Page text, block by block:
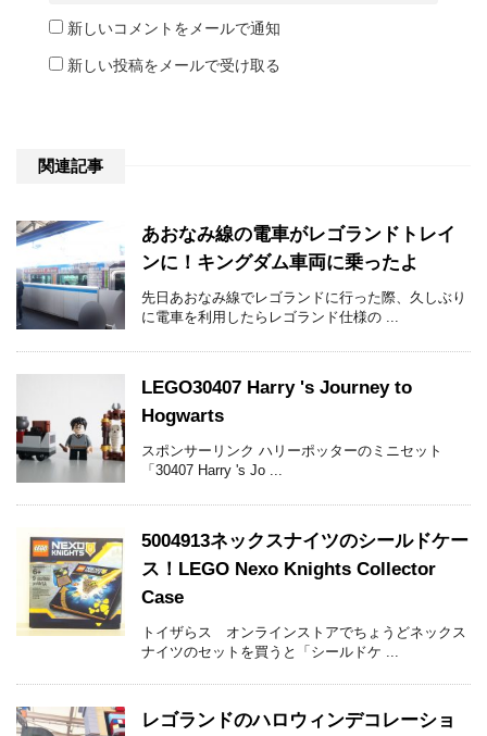
新しいコメントをメールで通知
新しい投稿をメールで受け取る
関連記事
あおなみ線の電車がレゴランドトレイ
ンに！キングダム車両に乗ったよ
先日あおなみ線でレゴランドに行った際、久しぶり
に電車を利用したらレゴランド仕様の ...
LEGO30407 Harry 's Journey to
Hogwarts
スポンサーリンク ハリーポッターのミニセット
「30407 Harry 's Jo ...
5004913ネックスナイツのシールドケー
ス！LEGO Nexo Knights Collector
Case
トイザらス オンラインストアでちょうどネックス
ナイツのセットを買うと「シールドケ ...
レゴランドのハロウィンデコレーショ